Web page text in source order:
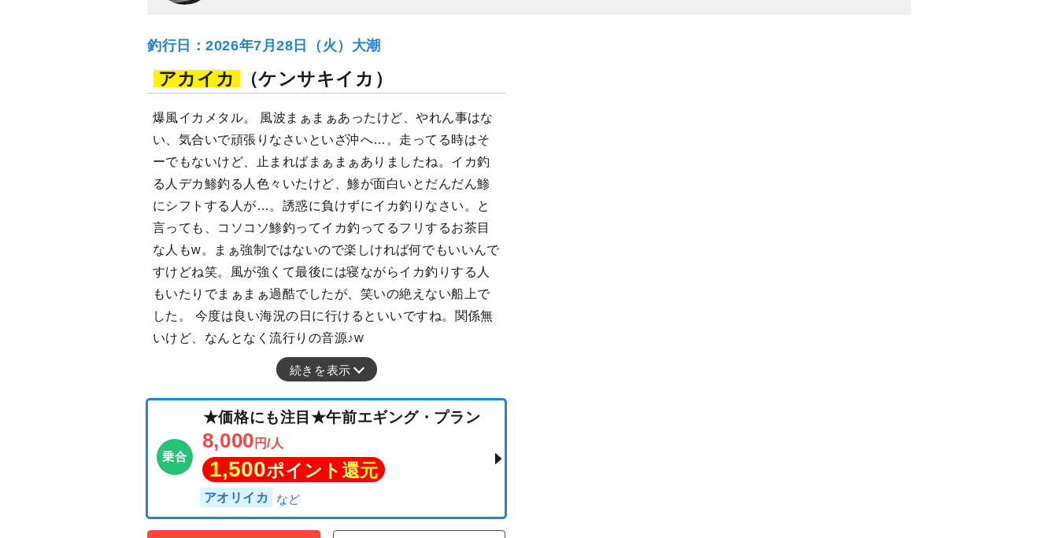
釣行日：2026年7月28日（火）大潮
アカイカ （ケンサキイカ）
爆風イカメタル。 風波まぁまぁあったけど、やれん事はな
い、気合いで頑張りなさいといざ沖へ…。走ってる時はそ
ーでもないけど、止まればまぁまぁありましたね。イカ釣
る人デカ鯵釣る人色々いたけど、鯵が面白いとだんだん鯵
にシフトする人が…。誘惑に負けずにイカ釣りなさい。と
言っても、コソコソ鯵釣ってイカ釣ってるフリするお茶目
な人もw。まぁ強制ではないので楽しければ何でもいいんで
すけどね笑。風が強くて最後には寝ながらイカ釣りする人
もいたりでまぁまぁ過酷でしたが、笑いの絶えない船上で
した。 今度は良い海況の日に行けるといいですね。関係無
いけど、なんとなく流行りの音源♪w
続きを表示